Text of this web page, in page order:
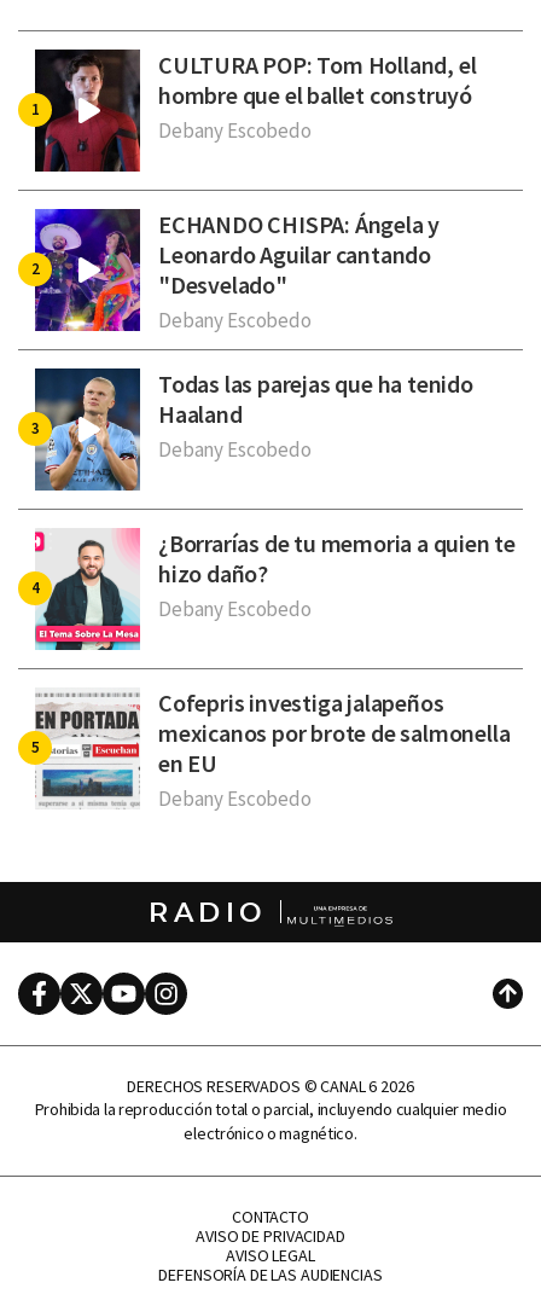
CULTURA POP: Tom Holland, el
hombre que el ballet construyó
Debany Escobedo
ECHANDO CHISPA: Ángela y
Leonardo Aguilar cantando
"Desvelado"
Debany Escobedo
Todas las parejas que ha tenido
Haaland
Debany Escobedo
¿Borrarías de tu memoria a quien te
hizo daño?
Debany Escobedo
Cofepris investiga jalapeños
mexicanos por brote de salmonella
en EU
Debany Escobedo
RADIO
FacebookTwitterYoutubeInstagram
DERECHOS RESERVADOS © CANAL 6 2026
Prohibida la reproducción total o parcial, incluyendo cualquier medio
electrónico o magnético.
CONTACTO
AVISO DE PRIVACIDAD
AVISO LEGAL
DEFENSORÍA DE LAS AUDIENCIAS